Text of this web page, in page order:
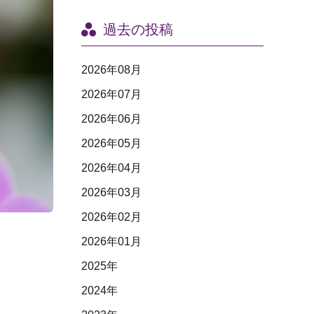
過去の投稿
2026年08月
2026年07月
2026年06月
2026年05月
2026年04月
2026年03月
2026年02月
2026年01月
2025年
2024年